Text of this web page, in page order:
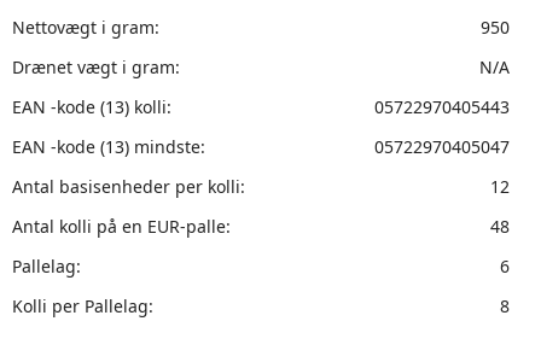
Nettovægt i gram:
950
Drænet vægt i gram:
N/A
EAN -kode (13) kolli:
05722970405443
EAN -kode (13) mindste:
05722970405047
Antal basisenheder per kolli:
12
Antal kolli på en EUR-palle:
48
Pallelag:
6
Kolli per Pallelag:
8